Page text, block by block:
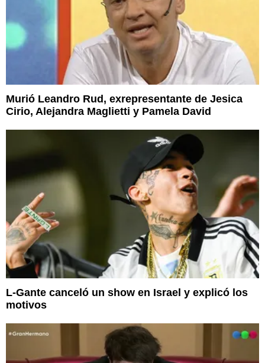
Murió Leandro Rud, exrepresentante de Jesica
Cirio, Alejandra Maglietti y Pamela David
L-Gante canceló un show en Israel y explicó los
motivos